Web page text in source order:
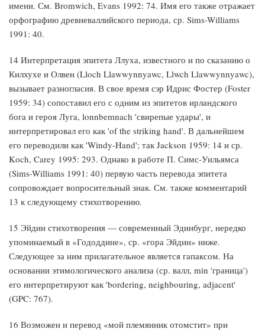
имени. См. Bromwich, Evans 1992: 74. Имя его также отражает
орфографию древневаллийского периода, ср. Sims-Williams
1991: 40.
14 Интерпретация эпитета Ллуха, известного и по сказанию о
Килхухе и Олвен (Lloch Llawwynnyawc, Llwch Llawwynnyawc),
вызывает разногласия. В свое время сэр Идрис Фостер (Foster
1959: 34) сопоставил его с одним из эпитетов ирландского
бога и героя Луга, lonnbemnach 'свирепые удары', и
интерпретировал его как 'of the striking hand'. В дальнейшем
его переводили как 'Windy-Hand'; так Jackson 1959: 14 и ср.
Koch, Carey 1995: 293. Однако в работе П. Симс-Уильямса
(Sims-Williams 1991: 40) первую часть перевода эпитета
сопровождает вопросительный знак. См. также комментарий
13 к следующему стихотворению.
15 Эйдин стихотворения — современный Эдинбург, нередко
упоминаемый в «Гододдине», ср. «гора Эйдин» ниже.
Следующее за ним прилагательное является гапаксом. На
основании этимологического анализа (ср. валл, min 'граница')
его интерпретируют как 'bordering, neighbouring, adjacent'
(GPC: 767).
16 Возможен и перевод «мой племянник отомстит» при